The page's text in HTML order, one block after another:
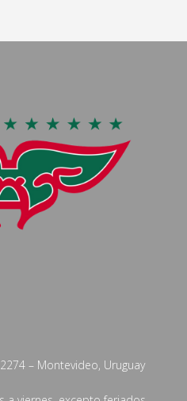
– Montevideo, Uruguay